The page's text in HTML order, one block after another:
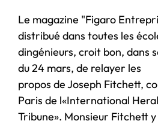
Le magazine "Figaro
distribué dans toutes les
dingénieurs, croit bon, dans
du 24 mars, de relayer les
propos de Joseph Fitchett,
Paris de l«International
Tribune». Monsieur Fitchett